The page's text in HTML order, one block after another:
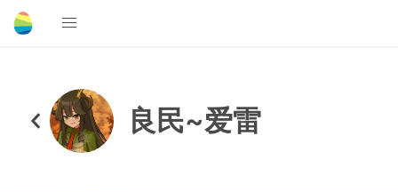
良民~爱雷